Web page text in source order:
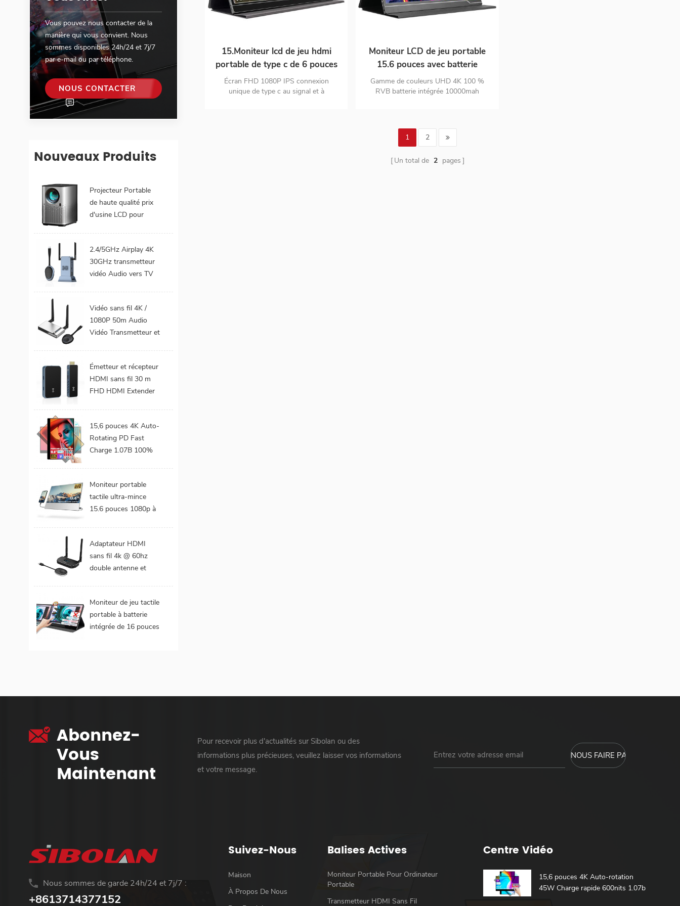
15.Moniteur lcd de jeu hdmi
portable de type c de 6 pouces
Écran FHD 1080P IPS connexion
unique de type c au signal et à
Moniteur LCD de jeu portable
15.6 pouces avec batterie
intégrée 4k
Gamme de couleurs UHD 4K 100 %
RVB batterie intégrée 10000mah
intelligente et protecteur d'écran
1 2
Un total de 2 pages
Vous pouvez nous contacter de la
manière qui vous convient. Nous
sommes disponibles 24h/24 et 7j/7
par e-mail ou par téléphone.
NOUS CONTACTER
Nouveaux Produits
Projecteur Portable
de haute qualité prix
d'usine LCD pour
Android 9.0 16GB
32GB WiFi Home
cinéma
2.4/5GHz Airplay 4K
30GHz transmetteur
vidéo Audio vers TV
émetteur et récepteur
HDMI sans fil
Vidéo sans fil 4K /
1080P 50m Audio
Vidéo Transmetteur et
moniteur TV
Émetteur et récepteur
HDMI sans fil 30 m
FHD HDMI Extender
projecteur TV pour les
jeux 0 latence
15,6 pouces 4K Auto-
Rotating PD Fast
Charge 1.07B 100%
intégrée Moniteur
portable tactile pour
ordinateur portable
Moniteur portable
tactile ultra-mince
15.6 pouces 1080p à
Adaptateur HDMI
sans fil 4k @ 60hz
double antenne et
Moniteur de jeu tactile
portable à batterie
intégrée de 16 pouces
Abonnez-
Vous
Maintenant
Pour recevoir plus d'actualités sur Sibolan ou des
informations plus précieuses, veuillez laisser vos informations
et votre message.
Nous sommes de garde 24h/24 et 7j/7 :
+8613714377152
Suivez-Nous
Maison
À Propos De Nous
Balises Actives
Moniteur Portable Pour Ordinateur
Portable
Transmetteur HDMI Sans Fil
Centre Vidéo
15,6 pouces 4K Auto-rotation
45W Charge rapide 600nits 1.07b